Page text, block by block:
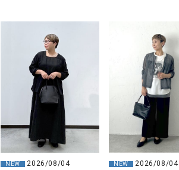
NEW
2026/08/04
NEW
2026/08/04